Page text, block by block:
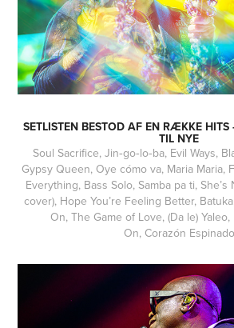
SETLISTEN BESTOD AF EN RÆKKE
TIL NYE
Soul Sacrifice, Jin‑go‑lo‑ba, Evil Ways,
Gypsy Queen, Oye cómo va, Maria Maria,
Everything, Bass Solo, Samba pa ti,
cover), Hope You’re Feeling Better,
On, The Game of Love, (Da le)
On, Corazón Espinado